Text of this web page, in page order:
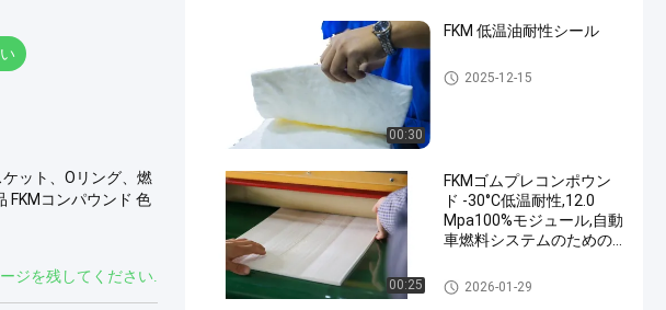
ット、Oリング、燃
FKMコンパウンド 色
ジを残してください.
00:30
FKM 低温油耐性シール
FKMの低温
2025-12-15
00:25
FKMゴムプレコンポウン
ド -30°C低温耐性,12.0
Mpa100%モジュール,自動
車燃料システムのための
FKMゴム製Precompound
2026-01-29